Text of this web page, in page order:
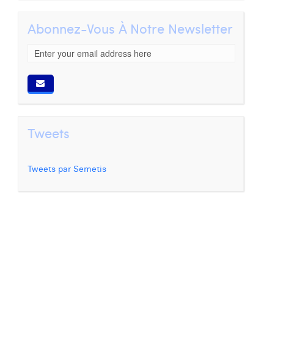
Abonnez-Vous À Notre Newsletter
Tweets
Tweets par Semetis